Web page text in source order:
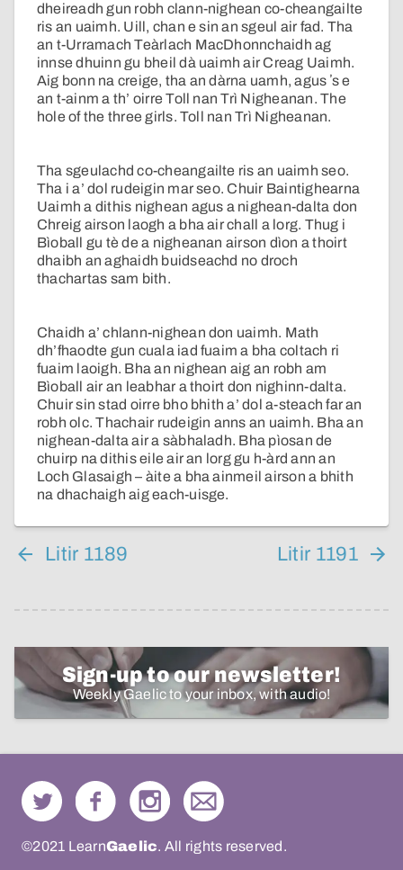
dheireadh gun robh clann-nighean co-cheangailte
ris an uaimh. Uill, chan e sin an sgeul air fad. Tha
an t-Urramach Teàrlach MacDhonnchaidh ag
innse dhuinn gu bheil dà uaimh air Creag Uaimh.
Aig bonn na creige, tha an dàrna uamh, agus ʼs e
an t-ainm a th’ oirre Toll nan Trì Nigheanan. The
hole of the three girls. Toll nan Trì Nigheanan.
Tha sgeulachd co-cheangailte ris an uaimh seo.
Tha i a’ dol rudeigin mar seo. Chuir Baintighearna
Uaimh a dithis nighean agus a nighean-dalta don
Chreig airson laogh a bha air chall a lorg. Thug i
Bìoball gu tè de a nigheanan airson dìon a thoirt
dhaibh an aghaidh buidseachd no droch
thachartas sam bith.
Chaidh a’ chlann-nighean don uaimh. Math
dh’fhaodte gun cuala iad fuaim a bha coltach ri
fuaim laoigh. Bha an nighean aig an robh am
Bìoball air an leabhar a thoirt don nighinn-dalta.
Chuir sin stad oirre bho bhith a’ dol a-steach far an
robh olc. Thachair rudeigin anns an uaimh. Bha an
nighean-dalta air a sàbhaladh. Bha pìosan de
chuirp na dithis eile air an lorg gu h-àrd ann an
Loch Glasaigh – àite a bha ainmeil airson a bhith
na dhachaigh aig each-uisge.
Litir 1189 Litir 1191
Sign-up to our newsletter!
Weekly Gaelic to your inbox, with audio!
©2021 LearnGaelic. All rights reserved.